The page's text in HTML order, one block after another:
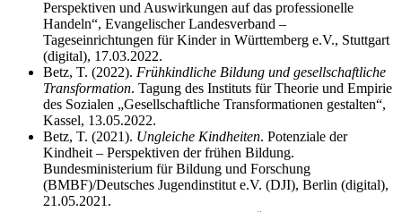
Perspektiven und Auswirkungen auf das professionelle
Handeln“, Evangelischer Landesverband –
Tageseinrichtungen für Kinder in Württemberg e.V., Stuttgart
(digital), 17.03.2022.
Betz, T. (2022). Frühkindliche Bildung und gesellschaftliche
Transformation. Tagung des Instituts für Theorie und Empirie
des Sozialen „Gesellschaftliche Transformationen gestalten“,
Kassel, 13.05.2022.
Betz, T. (2021). Ungleiche Kindheiten. Potenziale der
Kindheit – Perspektiven der frühen Bildung.
Bundesministerium für Bildung und Forschung
(BMBF)/Deutsches Jugendinstitut e.V. (DJI), Berlin (digital),
21.05.2021.